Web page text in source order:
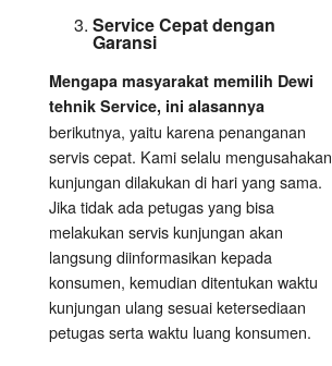
Service Cepat dengan
Garansi
Mengapa masyarakat memilih Dewi
tehnik Service, ini alasannya
berikutnya, yaitu karena penanganan
servis cepat. Kami selalu mengusahakan
kunjungan dilakukan di hari yang sama.
Jika tidak ada petugas yang bisa
melakukan servis kunjungan akan
langsung diinformasikan kepada
konsumen, kemudian ditentukan waktu
kunjungan ulang sesuai ketersediaan
petugas serta waktu luang konsumen.